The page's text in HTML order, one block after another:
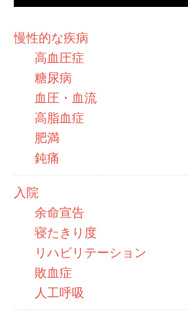
慢性的な疾病
高血圧症
糖尿病
血圧・血流
高脂血症
肥満
鈍痛
入院
余命宣告
寝たきり度
リハビリテーション
敗血症
人工呼吸